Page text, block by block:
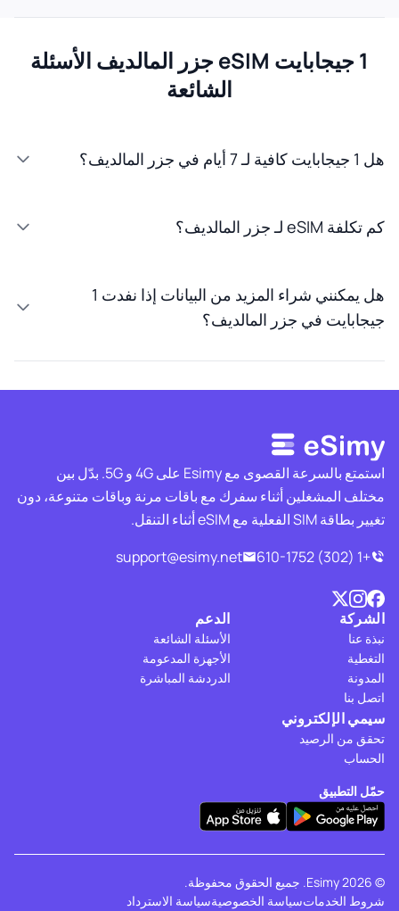
1 جيجابايت eSIM جزر المالديف الأسئلة
الشائعة
هل 1 جيجابايت كافية لـ 7 أيام في جزر المالديف؟
كم تكلفة eSIM لـ جزر المالديف؟
هل يمكنني شراء المزيد من البيانات إذا نفدت 1
جيجابايت في جزر المالديف؟
استمتع بالسرعة القصوى مع Esimy على 4G و 5G. بدّل بين
مختلف المشغلين أثناء سفرك مع باقات مرنة وباقات متنوعة، دون
تغيير بطاقة SIM الفعلية مع eSIM أثناء التنقل.
+1 (302) 610-1752
support@esimy.net
الشركة
نبذة عنا
التغطية
المدونة
اتصل بنا
الدعم
الأسئلة الشائعة
الأجهزة المدعومة
الدردشة المباشرة
سيمي الإلكتروني
تحقق من الرصيد
الحساب
حمّل التطبيق
© 2026 Esimy. جميع الحقوق محفوظة.
شروط الخدماتسياسة الخصوصيةسياسة الاسترداد